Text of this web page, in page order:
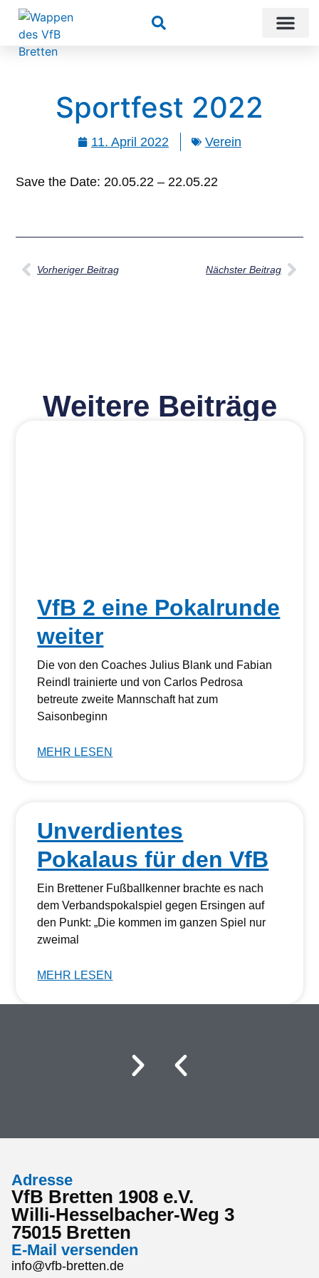
Suchen
Sportfest 2022
11. April 2022 Verein
Save the Date: 20.05.22 – 22.05.22
Vorheriger Beitrag Nächster Beitrag
Weitere Beiträge
VfB 2 eine Pokalrunde
weiter
Die von den Coaches Julius Blank und Fabian
Reindl trainierte und von Carlos Pedrosa
betreute zweite Mannschaft hat zum
Saisonbeginn
MEHR LESEN
Unverdientes
Pokalaus für den VfB
Ein Brettener Fußballkenner brachte es nach
dem Verbandspokalspiel gegen Ersingen auf
den Punkt: „Die kommen im ganzen Spiel nur
zweimal
MEHR LESEN
Adresse
VfB Bretten 1908 e.V.
Willi-Hesselbacher-Weg 3
75015 Bretten
E-Mail versenden
info@vfb-bretten.de